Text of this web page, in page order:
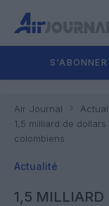
S'ABONNER
Air Journal
1,5 milliard de
colombiens
Actualité
1,5 MILLIARD